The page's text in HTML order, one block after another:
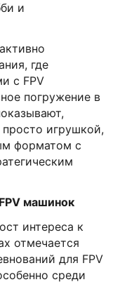
и
где
с FPV
погружение в
игрушкой,
форматом с
машинок
интереса к
отмечается
для FPV
среди